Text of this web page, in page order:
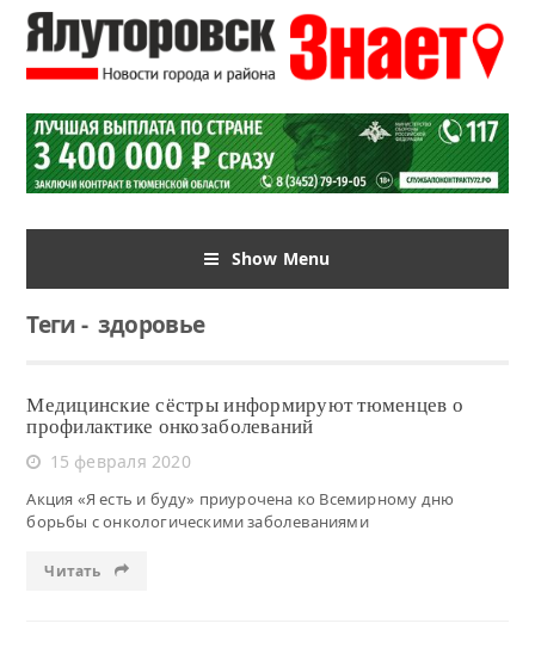
Show Menu
Теги-здоровье
Медицинские сёстры информируют тюменцев о
профилактике онкозаболеваний
15 февраля 2020
Акция «Я есть и буду» приурочена ко Всемирному дню
борьбы с онкологическими заболеваниями
Читать